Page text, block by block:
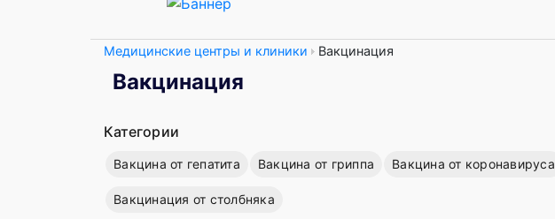
Медицинские центры и клиники Вакцинация
Вакцинация
Категории
Вакцина от гепатита Вакцина от гриппа Вакцина от коронавируса
Вакцинация от столбняка